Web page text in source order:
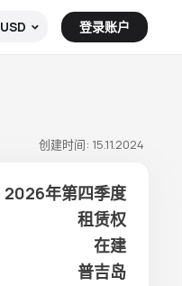
USD 登录账户
创建时间: 15.11.2024
2026年第四季度
租赁权
在建
普吉岛